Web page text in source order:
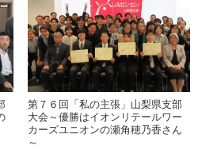
第７６回「私の主張」山梨県支部
大会～優勝はイオンリテールワー
カーズユニオンの瀬角穂乃香さん
～